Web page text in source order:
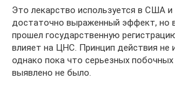
Это лекарство используется в США
достаточно выраженный эффект, но
прошел государственную
влияет на ЦНС. Принцип действия не
однако пока что серьезных
выявлено не было.